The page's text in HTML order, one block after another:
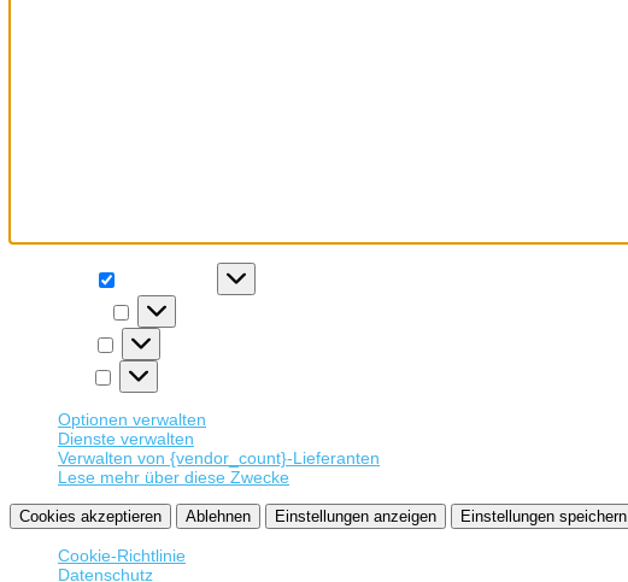
Präferenzen
Statistiken
Marketing
Optionen verwalten
Dienste verwalten
Verwalten von {vendor_count}-Lieferanten
Lese mehr über diese Zwecke
Cookies akzeptieren Ablehnen Einstellungen anzeigen Einstellungen speichern
Cookie-Richtlinie
Datenschutz